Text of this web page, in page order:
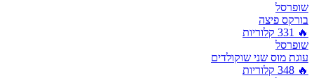
שופרסל
בורקס פיצה
🔥
331 קלוריות
שופרסל
עוגת מוס שני שוקולדים
🔥
348 קלוריות